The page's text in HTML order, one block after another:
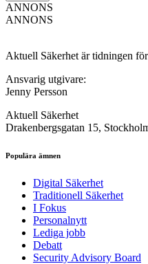
ANNONS
ANNONS
Aktuell Säkerhet är tidningen
Ansvarig utgivare:
Jenny Persson
Aktuell Säkerhet
Drakenbergsgatan 15,
Populära ämnen
Digital Säkerhet
Traditionell Säkerhet
I Fokus
Personalnytt
Lediga jobb
Debatt
Security Advisory Board